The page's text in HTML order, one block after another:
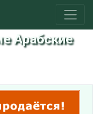
Арабские